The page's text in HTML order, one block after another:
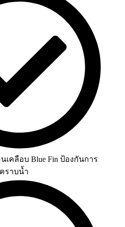
เคลือบ Blue Fin ป้องกันการ
ราบน้ำ